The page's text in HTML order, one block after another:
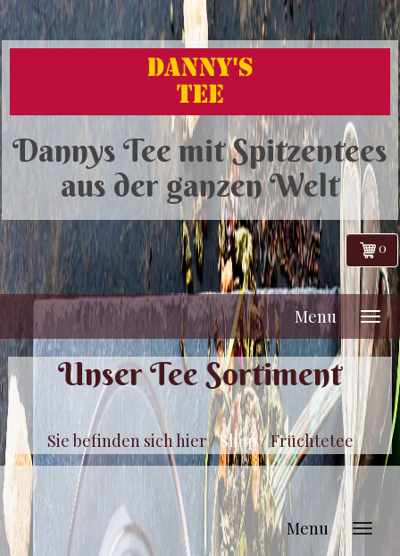
Dannys Tee mit Spitzentees
aus der ganzen Welt
0
Menu
Unser Tee Sortiment
Sie befinden sich hier /Shop/Früchtetee
Menu